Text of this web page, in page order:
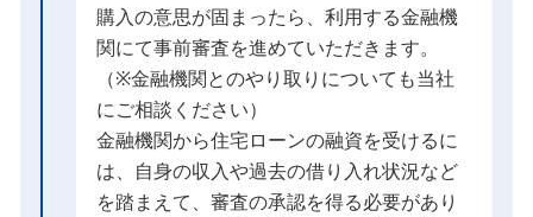
購入の意思が固まったら、利用する金融機
関にて事前審査を進めていただきます。
（※金融機関とのやり取りについても当社
にご相談ください）
金融機関から住宅ローンの融資を受けるに
は、自身の収入や過去の借り入れ状況など
を踏まえて、審査の承認を得る必要があり